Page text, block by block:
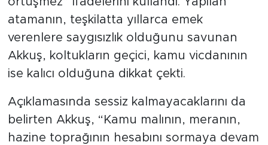
atamanın, teşkilatta yıllarca emek
verenlere saygısızlık olduğunu savunan
Akkuş, koltukların geçici, kamu vicdanının
ise kalıcı olduğuna dikkat çekti.
Açıklamasında sessiz kalmayacaklarını da
belirten Akkuş, “Kamu malının, meranın,
hazine toprağının hesabını sormaya devam